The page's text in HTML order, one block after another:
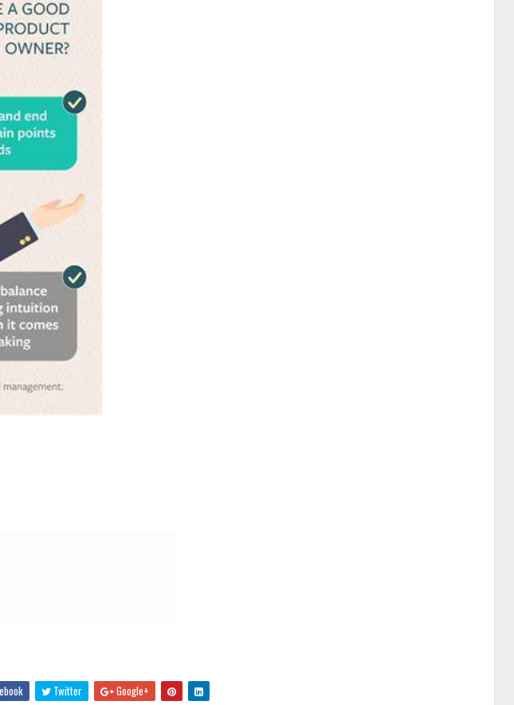
Twitter Google+